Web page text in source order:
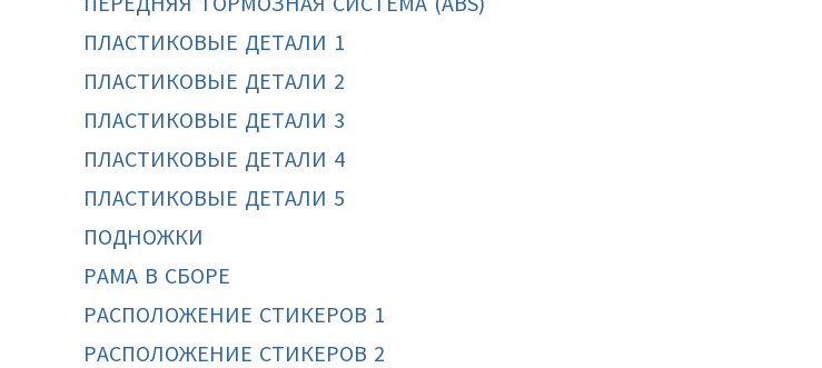
ПЛАСТИКОВЫЕ ДЕТАЛИ 1
ПЛАСТИКОВЫЕ ДЕТАЛИ 2
ПЛАСТИКОВЫЕ ДЕТАЛИ 3
ПЛАСТИКОВЫЕ ДЕТАЛИ 4
ПЛАСТИКОВЫЕ ДЕТАЛИ 5
ПОДНОЖКИ
РАМА В СБОРЕ
РАСПОЛОЖЕНИЕ СТИКЕРОВ 1
РАСПОЛОЖЕНИЕ СТИКЕРОВ 2